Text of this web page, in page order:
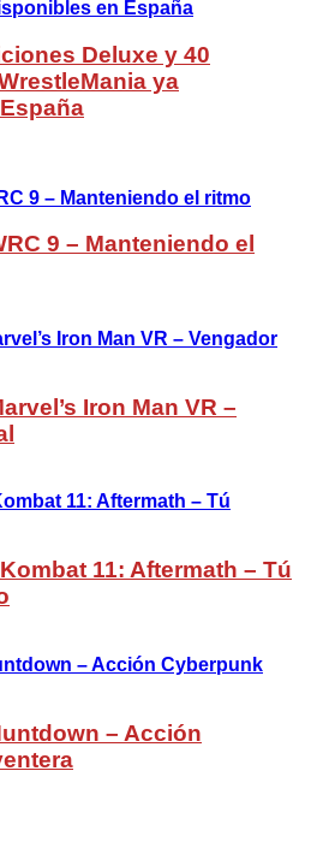
Deluxe y 40
ya
9 – Manteniendo el
Iron Man VR –
11: Aftermath – Tú
– Acción